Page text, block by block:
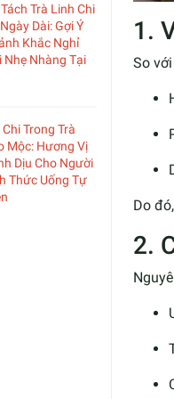
Trà Linh Chi
Dài: Gợi Ý
Khắc Nghỉ
Nhẹ Nhàng Tại
Trong Trà
Mộc: Hương Vị
Dịu Cho Người
Thức Uống Tự
1.
So
Do
2.